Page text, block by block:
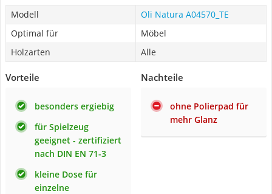
Modell
Oli Natura A04570_TE
Optimal für
Möbel
Holzarten
Alle
Vorteile
besonders ergiebig
für Spielzeug
geeignet - zertifiziert
nach DIN EN 71-3
kleine Dose für
einzelne
Nachteile
ohne Polierpad für
mehr Glanz